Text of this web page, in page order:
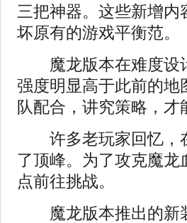
三把神器。这些新增
坏原有的游戏平衡范。
魔龙版本在难度设
强度明显高于此前的地
队配合，讲究策略，
许多老玩家回忆，
了顶峰。为了攻克魔
点前往挑战。
魔龙版本推出的新